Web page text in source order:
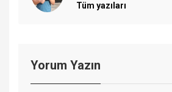
Tüm yazıları
Yorum Yazın